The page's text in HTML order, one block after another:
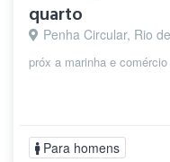
quarto
Penha Circular, Rio
próx a marinha e
Para homens